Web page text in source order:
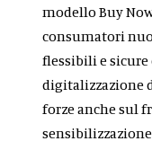
modello Buy
consumatori
flessibili e
digitalizzazione
forze anche sul